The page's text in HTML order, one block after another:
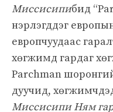
Миссисипибид
нэрлэгддэг
европчуудаас
хөгжимд гардаг
Parchman
дуучид,
Миссисипи Ням